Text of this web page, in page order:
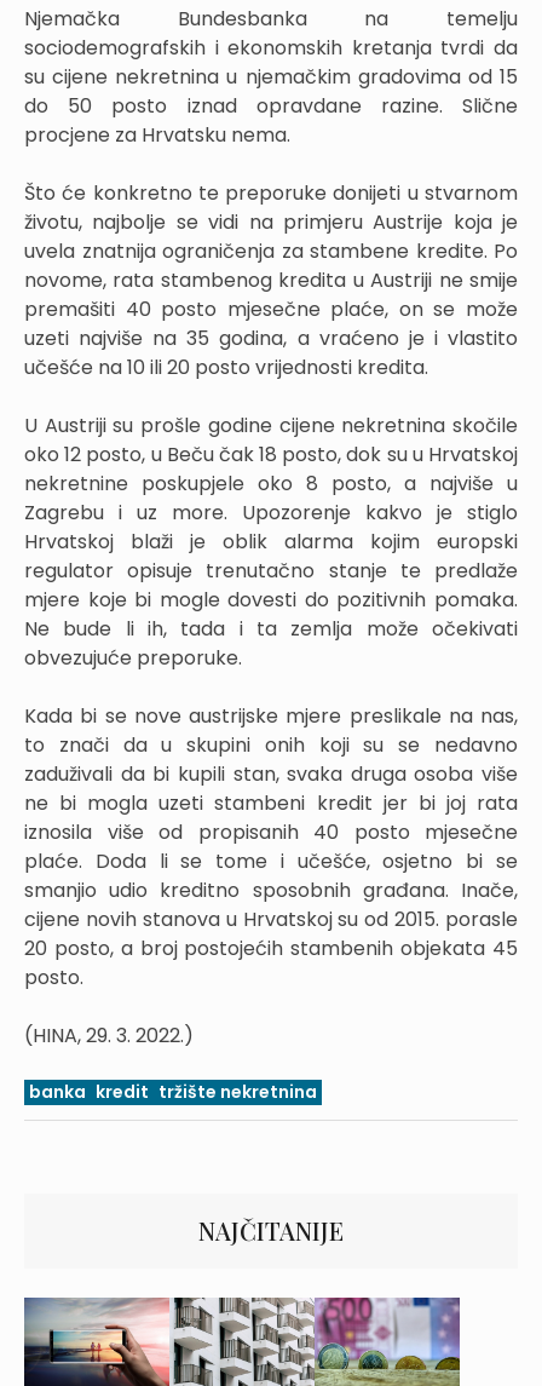
Njemačka Bundesbanka na temelju
sociodemografskih i ekonomskih kretanja tvrdi da
su cijene nekretnina u njemačkim gradovima od 15
do 50 posto iznad opravdane razine. Slične
procjene za Hrvatsku nema.
Što će konkretno te preporuke donijeti u stvarnom
životu, najbolje se vidi na primjeru Austrije koja je
uvela znatnija ograničenja za stambene kredite. Po
novome, rata stambenog kredita u Austriji ne smije
premašiti 40 posto mjesečne plaće, on se može
uzeti najviše na 35 godina, a vraćeno je i vlastito
učešće na 10 ili 20 posto vrijednosti kredita.
U Austriji su prošle godine cijene nekretnina skočile
oko 12 posto, u Beču čak 18 posto, dok su u Hrvatskoj
nekretnine poskupjele oko 8 posto, a najviše u
Zagrebu i uz more. Upozorenje kakvo je stiglo
Hrvatskoj blaži je oblik alarma kojim europski
regulator opisuje trenutačno stanje te predlaže
mjere koje bi mogle dovesti do pozitivnih pomaka.
Ne bude li ih, tada i ta zemlja može očekivati
obvezujuće preporuke.
Kada bi se nove austrijske mjere preslikale na nas,
to znači da u skupini onih koji su se nedavno
zaduživali da bi kupili stan, svaka druga osoba više
ne bi mogla uzeti stambeni kredit jer bi joj rata
iznosila više od propisanih 40 posto mjesečne
plaće. Doda li se tome i učešće, osjetno bi se
smanjio udio kreditno sposobnih građana. Inače,
cijene novih stanova u Hrvatskoj su od 2015. porasle
20 posto, a broj postojećih stambenih objekata 45
posto.
(HINA, 29. 3. 2022.)
banka kredit tržište nekretnina
NAJČITANIJE